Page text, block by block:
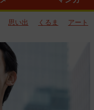
思い出 くるま
アート